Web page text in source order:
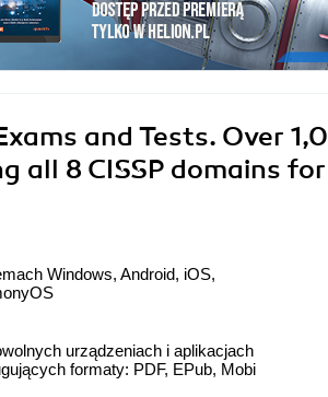
and Tests. Over
all 8 CISSP domains
Windows, Android, iOS,
urządzeniach i aplikacjach
formaty: PDF, EPub, Mobi